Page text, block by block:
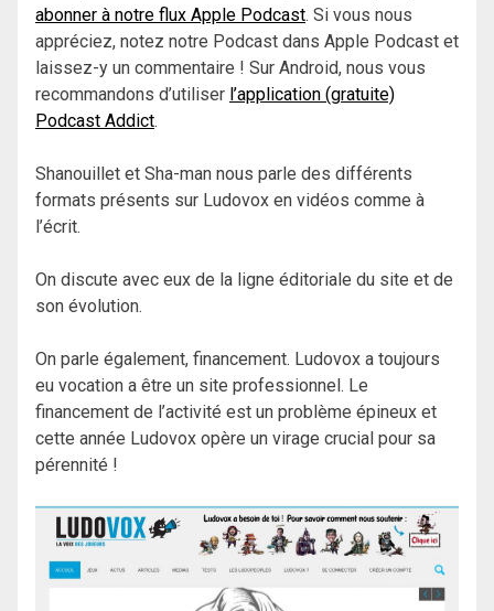
abonner à notre flux Apple Podcast. Si vous nous
appréciez, notez notre Podcast dans Apple Podcast et
laissez-y un commentaire ! Sur Android, nous vous
recommandons d’utiliser l’application (gratuite)
Podcast Addict.
Shanouillet et Sha-man nous parle des différents
formats présents sur Ludovox en vidéos comme à
l’écrit.
On discute avec eux de la ligne éditoriale du site et de
son évolution.
On parle également, financement. Ludovox a toujours
eu vocation a être un site professionnel. Le
financement de l’activité est un problème épineux et
cette année Ludovox opère un virage crucial pour sa
pérennité !